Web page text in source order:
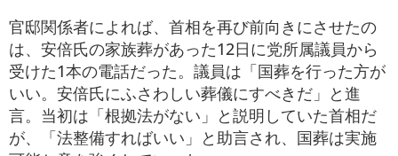
官邸関係者によれば、首相を再び前向きにさせたの
は、安倍氏の家族葬があった12日に党所属議員から
受けた1本の電話だった。議員は「国葬を行った方が
いい。安倍氏にふさわしい葬儀にすべきだ」と進
言。当初は「根拠法がない」と説明していた首相だ
が、「法整備すればいい」と助言され、国葬は実施